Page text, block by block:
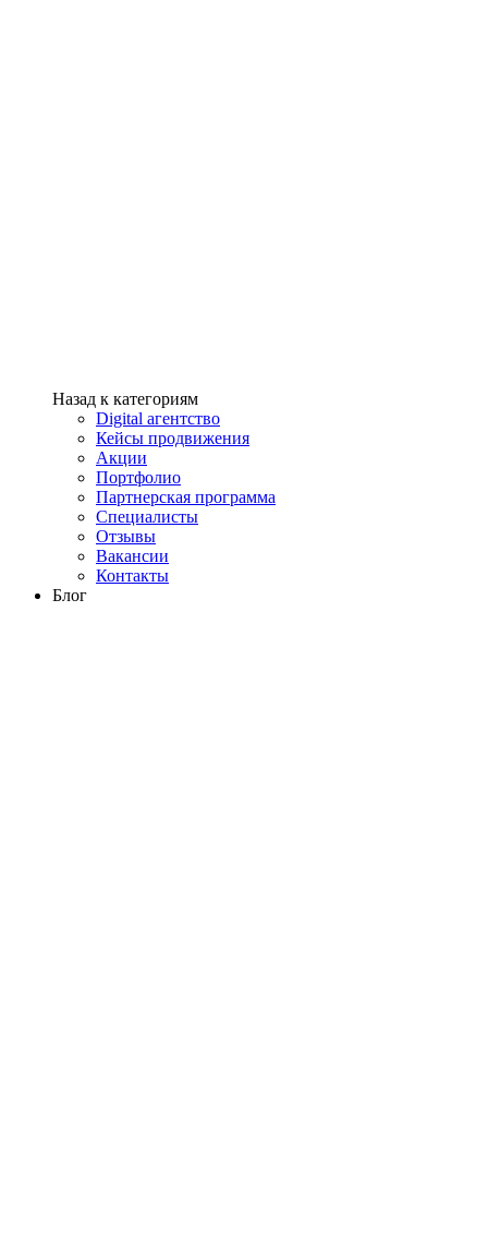
Назад к категориям
Digital агентство
Кейсы продвижения
Акции
Портфолио
Партнерская программа
Специалисты
Отзывы
Вакансии
Контакты
Блог